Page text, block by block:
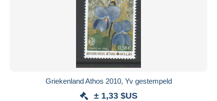
Griekenland Athos 2010, Yv gestempeld
± 1,33 $US